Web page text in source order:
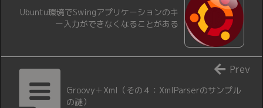
Ubuntu環境でSwingアプリケーションのキ
ー入力ができなくなることがある
Groovy＋Xml（その４：XmlParserのサンプル
の謎）
Prev